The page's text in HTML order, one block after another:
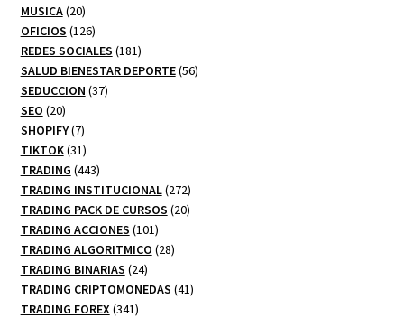
MUSICA 2020
productos
OFICIOS 126126
productos
REDES SOCIALES 181181
productos
SALUD BIENESTAR DEPORTE 5656
SEDUCCION 3737
SEO 2020
productos
SHOPIFY 77
productos
TIKTOK 3131
productos
TRADING 443443
productos
TRADING INSTITUCIONAL 272272
productos
TRADING PACK DE CURSOS 2020
TRADING ACCIONES 101101
productos
TRADING ALGORITMICO 2828
TRADING BINARIAS 2424
productos
TRADING CRIPTOMONEDAS 4141
TRADING FOREX 341341